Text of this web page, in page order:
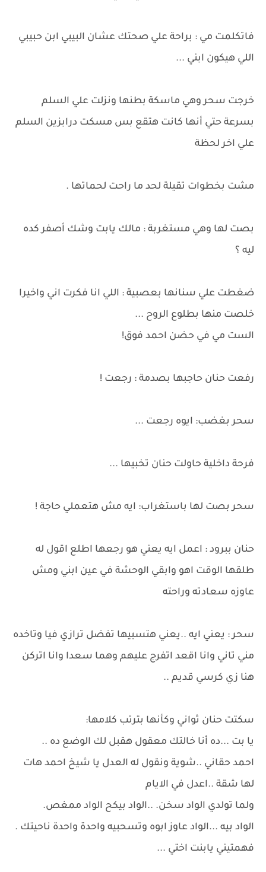
فاتكلمت مي : براحة علي صحتك عشان البيبي ابن حبيبي
اللي هيكون ابني ...
خرجت سحر وهي ماسكة بطنها ونزلت علي السلم
بسرعة حتي أنها كانت هتقع بس مسكت درابزين السلم
علي اخر لحظة
مشت بخطوات تقيلة لحد ما راحت لحماتها .
بصت لها وهي مستغربة : مالك يابت وشك أصفر كده
ليه ؟
ضغطت علي سنانها بعصبية : اللي انا فكرت اني واخيرا
خلصت منها بطلوع الروح ...
الست مي في حضن احمد فوق!
رفعت حنان حاجبها بصدمة : رجعت !
سحر بغضب: ايوه رجعت ...
فرحة داخلية حاولت حنان تخبيها ...
سحر بصت لها باستغراب: ايه مش هتعملي حاجة !
حنان ببرود : اعمل ايه يعني هو رجعها اطلع اقول له
طلقها الوقت اهو وابقي الوحشة في عين ابني ومش
عاوزه سعادته وراحته
سحر : يعني ايه ..يعني هتسبيها تفضل ترازي فيا وتاخده
مني تاني وانا اقعد اتفرج عليهم وهما سعدا وانا اتركن
هنا زي كرسي قديم ..
سكتت حنان ثواني وكأنها بترتب كلامها:
يا بت ...ده أنا خالتك معقول هقبل لك الوضع ده ..
احمد حقاني ..شوية ونقول له العدل يا شيخ احمد هات
لها شقة ..اعدل في الايام
ولما تولدي الواد سخن. ..الواد بيكح الواد ممغص.
الواد بيه ...الواد عاوز ابوه وتسحبيه واحدة واحدة ناحيتك .
فهمتيني يابنت اختي ...